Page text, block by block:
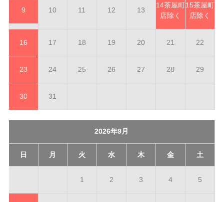
9 10 11 12 13
14茶屋町
店除く
15茶屋町
店除く
16 17 18 19 20 21 22
23 24 25 26 27 28 29
30 31
2026年9月
日 月 火 水 木 金 土
1 2 3 4 5